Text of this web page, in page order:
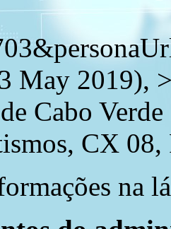
May 2019),
Cabo
CX 08,
na